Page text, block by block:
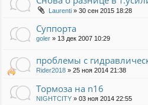
Laurenti » 30 сен 2015 18:28
Суппорта
goler » 13 дек 2007 10:29
проблемы с
Rider2018 » 25 ноя 2014 21:38
Тормоза на n16
NIGHTCITY » 03 ноя 2014 22:55